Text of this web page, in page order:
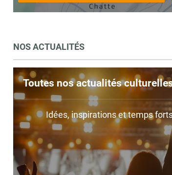
NOS ACTUALITÉS
Toutes nos actualités
Idées, inspirations et temps